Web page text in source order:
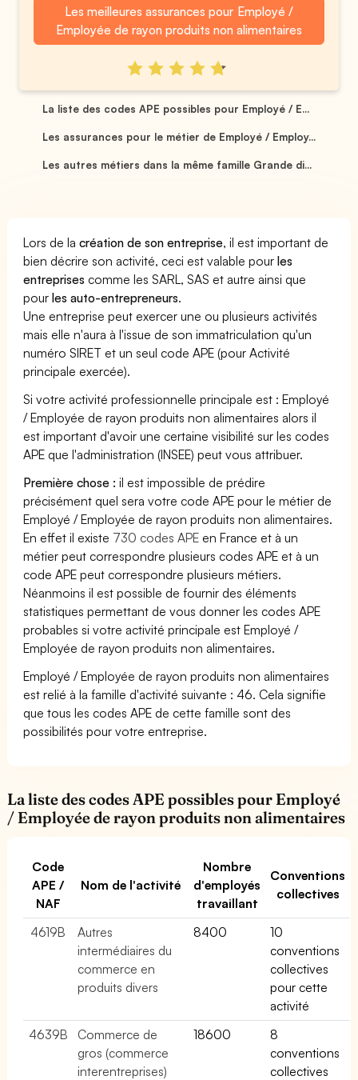
Les meilleures assurances pour Employé /
Employée de rayon produits non alimentaires
La liste des codes APE possibles pour Employé / E...
Les assurances pour le métier de Employé / Employ...
Les autres métiers dans la même famille Grande di...
Lors de lacréation de son entreprise, il est important de
bien décrire son activité, ceci est valable pourles
entreprises comme les SARL, SAS et autre ainsi que
pourles auto-entrepreneurs.
Une entreprise peut exercer une ou plusieurs activités
mais elle n'aura à l'issue de son immatriculation qu'un
numéro SIRET et un seul code APE (pour Activité
principale exercée).
Si votre activité professionnelle principale est : Employé
/ Employée de rayon produits non alimentaires alors il
est important d'avoir une certaine visibilité sur les codes
APE que l'administration (INSEE) peut vous attribuer.
Première chose : il est impossible de prédire
précisément quel sera votre code APE pour le métier de
Employé / Employée de rayon produits non alimentaires.
En effet il existe 730 codes APE en France et à un
métier peut correspondre plusieurs codes APE et à un
code APE peut correspondre plusieurs métiers.
Néanmoins il est possible de fournir des éléments
statistiques permettant de vous donner les codes APE
probables si votre activité principale est Employé /
Employée de rayon produits non alimentaires.
Employé / Employée de rayon produits non alimentaires
est relié à la famille d'activité suivante : 46. Cela signifie
que tous les codes APE de cette famille sont des
possibilités pour votre entreprise.
La liste des codes APE possibles pour Employé
/ Employée de rayon produits non alimentaires
Code
APE /
NAF
Nom de l'activité
Nombre
d'employés
travaillant
Conventions
collectives
4619B
Autres
intermédiaires du
commerce en
produits divers
8400
10
conventions
collectives
pour cette
activité
4639B
Commerce de
gros (commerce
interentreprises)
18600
8
conventions
collectives